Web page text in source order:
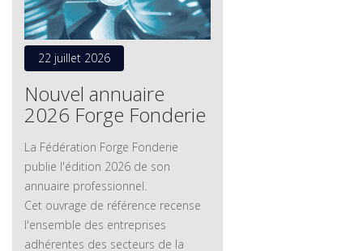
22 juillet 2026
Nouvel annuaire
2026 Forge Fonderie
La Fédération Forge Fonderie
publie l'édition 2026 de son
annuaire professionnel.
Cet ouvrage de référence recense
l'ensemble des entreprises
adhérentes des secteurs de la